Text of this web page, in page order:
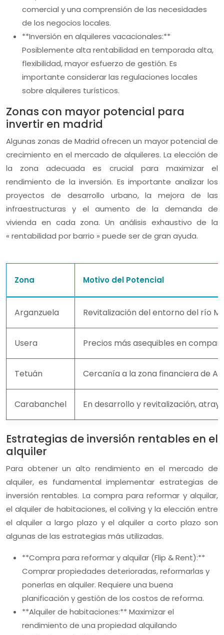
comercial y una comprensión de las necesidades
de los negocios locales.
**Inversión en alquileres vacacionales:**
Posiblemente alta rentabilidad en temporada alta,
flexibilidad, mayor esfuerzo de gestión. Es
importante considerar las regulaciones locales
sobre alquileres turísticos.
Zonas con mayor potencial para
invertir en madrid
Algunas zonas de Madrid ofrecen un mayor potencial de
crecimiento en el mercado de alquileres. La elección de
la zona adecuada es crucial para maximizar el
rendimiento de la inversión. Es importante analizar los
proyectos de desarrollo urbano, la mejora de las
infraestructuras y el aumento de la demanda de
vivienda en cada zona. Un análisis exhaustivo de la
« rentabilidad por barrio » puede ser de gran ayuda.
Zona Motivo del Potencial
Arganzuela Revitalización del entorno del río
Usera Precios más asequibles en
Tetuán Cercanía a la zona financiera de
Carabanchel En desarrollo y revitalización,
Estrategias de inversión rentables en el
alquiler
Para obtener un alto rendimiento en el mercado de
alquiler, es fundamental implementar estrategias de
inversión rentables. La compra para reformar y alquilar,
el alquiler de habitaciones, el coliving y la elección entre
el alquiler a largo plazo y el alquiler a corto plazo son
algunas de las estrategias más utilizadas.
**Compra para reformar y alquilar (Flip & Rent):**
Comprar propiedades deterioradas, reformarlas y
ponerlas en alquiler. Requiere una buena
planificación y gestión de los costos de reforma.
**Alquiler de habitaciones:** Maximizar el
rendimiento de una propiedad alquilando